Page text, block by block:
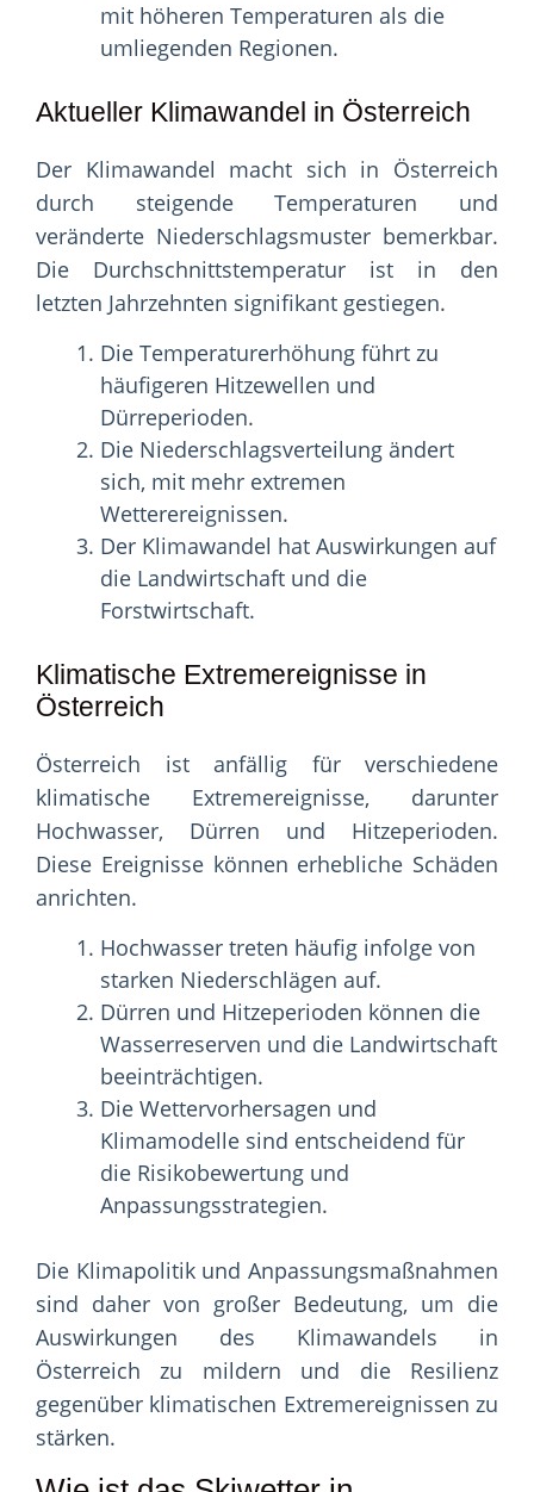
mit höheren Temperaturen als die
umliegenden Regionen.
Aktueller Klimawandel in Österreich
Der Klimawandel macht sich in Österreich
durch steigende Temperaturen und
veränderte Niederschlagsmuster bemerkbar.
Die Durchschnittstemperatur ist in den
letzten Jahrzehnten signifikant gestiegen.
Die Temperaturerhöhung führt zu
häufigeren Hitzewellen und
Dürreperioden.
Die Niederschlagsverteilung ändert
sich, mit mehr extremen
Wetterereignissen.
Der Klimawandel hat Auswirkungen auf
die Landwirtschaft und die
Forstwirtschaft.
Klimatische Extremereignisse in
Österreich
Österreich ist anfällig für verschiedene
klimatische Extremereignisse, darunter
Hochwasser, Dürren und Hitzeperioden.
Diese Ereignisse können erhebliche Schäden
anrichten.
Hochwasser treten häufig infolge von
starken Niederschlägen auf.
Dürren und Hitzeperioden können die
Wasserreserven und die Landwirtschaft
beeinträchtigen.
Die Wettervorhersagen und
Klimamodelle sind entscheidend für
die Risikobewertung und
Anpassungsstrategien.
Die Klimapolitik und Anpassungsmaßnahmen
sind daher von großer Bedeutung, um die
Auswirkungen des Klimawandels in
Österreich zu mildern und die Resilienz
gegenüber klimatischen Extremereignissen zu
stärken.